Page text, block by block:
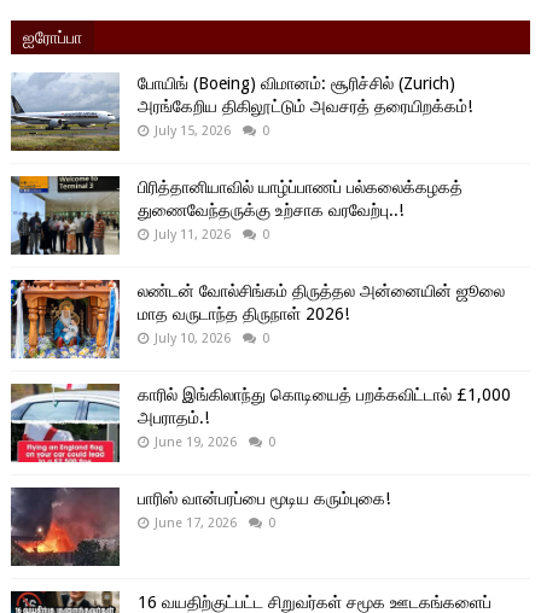
ஐரோப்பா
போயிங் (Boeing) விமானம்: சூரிச்சில் (Zurich)
அரங்கேறிய திகிலூட்டும் அவசரத் தரையிறக்கம்!
July 15, 2026 0
பிரித்தானியாவில் யாழ்ப்பாணப் பல்கலைக்கழகத்
துணைவேந்தருக்கு உற்சாக வரவேற்பு..!
July 11, 2026 0
லண்டன் வோல்சிங்கம் திருத்தல அன்னையின் ஜூலை
மாத வருடாந்த திருநாள் 2026!
July 10, 2026 0
காரில் இங்கிலாந்து கொடியைத் பறக்கவிட்டால் £1,000
அபராதம்.!
June 19, 2026 0
பாரிஸ் வான்பரப்பை மூடிய கரும்புகை!
June 17, 2026 0
16 வயதிற்குட்பட்ட சிறுவர்கள் சமூக ஊடகங்களைப்